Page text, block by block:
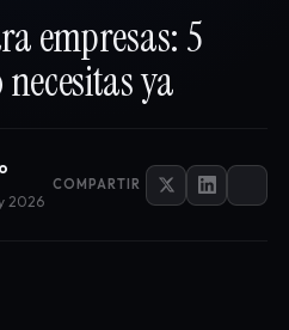
empresas: 5
ya
2026
COMPARTIR